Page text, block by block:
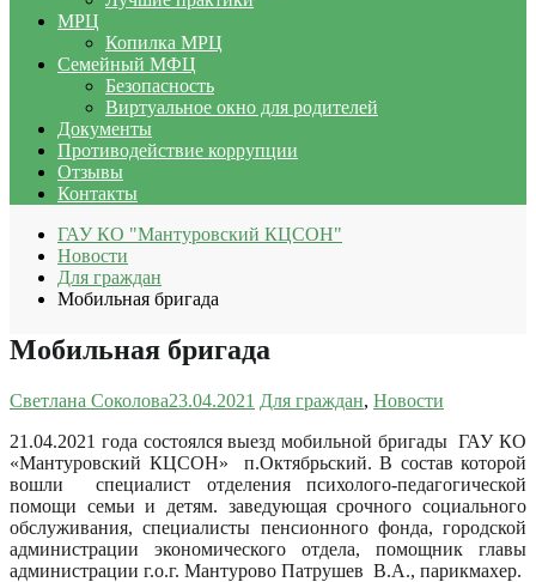
МРЦ
Копилка МРЦ
Семейный МФЦ
Безопасность
Виртуальное окно для родителей
Документы
Противодействие коррупции
Отзывы
Контакты
ГАУ КО "Мантуровский КЦСОН"
Новости
Для граждан
Мобильная бригада
Мобильная бригада
Светлана Соколова23.04.2021 Для граждан, Новости
21.04.2021 года состоялся выезд мобильной бригады ГАУ КО
«Мантуровский КЦСОН» п.Октябрьский. В состав которой
вошли специалист отделения психолого-педагогической
помощи семьи и детям. заведующая срочного социального
обслуживания, специалисты пенсионного фонда, городской
администрации экономического отдела, помощник главы
администрации г.о.г. Мантурово Патрушев В.А., парикмахер.